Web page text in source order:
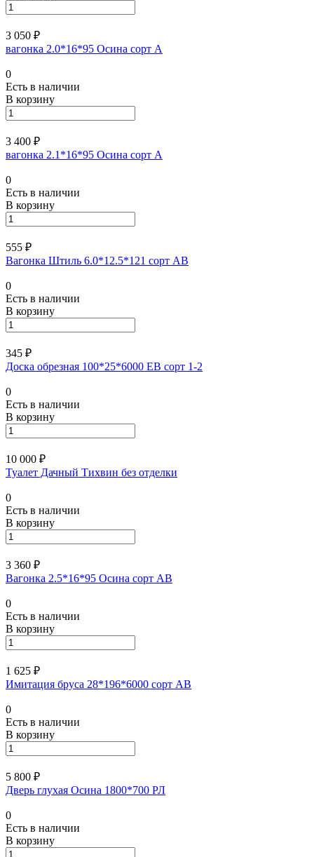
3 050 ₽
вагонка 2.0*16*95 Осина сорт А
0
Есть в наличии
В корзину
3 400 ₽
вагонка 2.1*16*95 Осина сорт А
0
Есть в наличии
В корзину
555 ₽
Вагонка Штиль 6.0*12.5*121 сорт АВ
0
Есть в наличии
В корзину
345 ₽
Доска обрезная 100*25*6000 ЕВ сорт 1-2
0
Есть в наличии
В корзину
10 000 ₽
Туалет Дачный Тихвин без отделки
0
Есть в наличии
В корзину
3 360 ₽
Вагонка 2.5*16*95 Осина сорт АВ
0
Есть в наличии
В корзину
1 625 ₽
Имитация бруса 28*196*6000 сорт АВ
0
Есть в наличии
В корзину
5 800 ₽
Дверь глухая Осина 1800*700 РЛ
0
Есть в наличии
В корзину